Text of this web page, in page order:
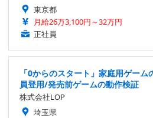
東京都
月給26万3,100円～32万円
正社員
「0からのスタート」家庭用ゲー
員登用/発売前ゲームの動作検証
株式会社LOP
埼玉県